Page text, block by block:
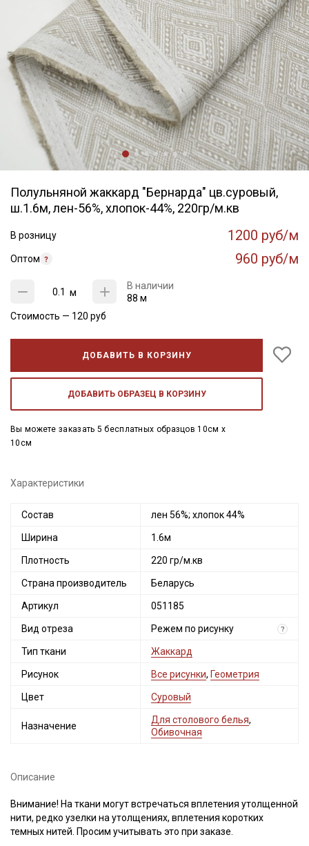
Полульняной жаккард "Бернарда" цв.суровый,
ш.1.6м, лен-56%, хлопок-44%, 220гр/м.кв
В розницу 1200 руб/м
Оптом 960 руб/м
м
В наличии
88 м
Стоимость — 120 руб
ДОБАВИТЬ В КОРЗИНУ
ДОБАВИТЬ ОБРАЗЕЦ В КОРЗИНУ
Вы можете заказать 5 бесплатных образцов 10см x
10см
Характеристики
Состав лен 56%; хлопок 44%
Ширина 1.6м
Плотность 220 гр/м.кв
Страна производитель Беларусь
Артикул 051185
Вид отреза Режем по рисунку ?
Тип ткани Жаккард
Рисунок Все рисунки, Геометрия
Цвет Суровый
Назначение
Для столового белья,
Обивочная
Описание
Внимание! На ткани могут встречаться вплетения утолщенной
нити, редко узелки на утолщениях, вплетения коротких
темных нитей. Просим учитывать это при заказе.
Мы публикуем здесь дополнительные
промокоды и скидки до 30% на узкие
Электронная почта